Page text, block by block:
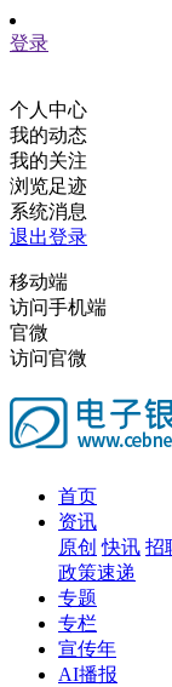
登录
个人中心
我的动态
我的关注
浏览足迹
系统消息
退出登录
移动端
访问手机端
官微
访问官微
首页
资讯
原创 快讯 招
政策速递
专题
专栏
宣传年
AI播报